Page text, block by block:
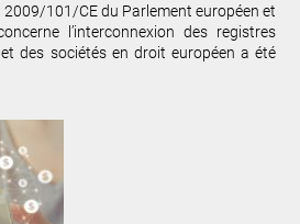
101/CE du Parlement européen et
l’interconnexion des registres
des sociétés en droit européen a été